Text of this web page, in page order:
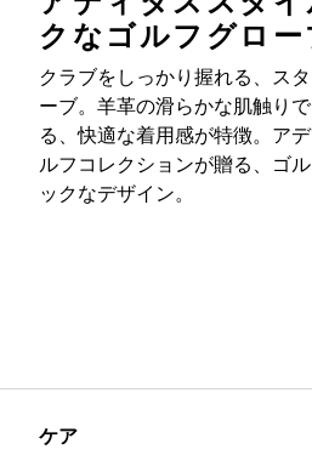
クなゴルフグロー
クラブをしっかり握れる、ス
ーブ。羊革の滑らかな肌触り
る、快適な着用感が特徴。ア
ルフコレクションが贈る、ゴ
ックなデザイン。
ケア